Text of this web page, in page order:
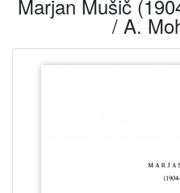
Marjan Mušič
/ A.